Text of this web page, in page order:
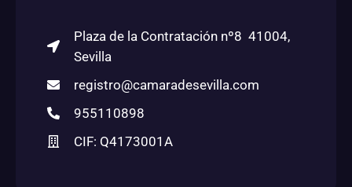
Plaza de la Contratación nº8 41004,
Sevilla
registro@camaradesevilla.com
955110898
CIF: Q4173001A